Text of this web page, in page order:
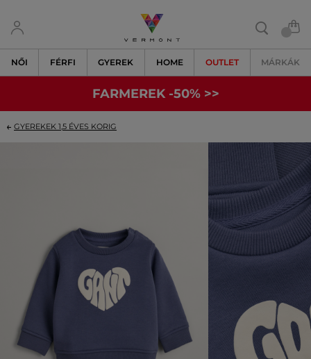
NŐI FÉRFI GYEREK HOME OUTLET MÁRKÁK
FARMEREK -50% >>
GYEREKEK 1,5 ÉVES KORIG